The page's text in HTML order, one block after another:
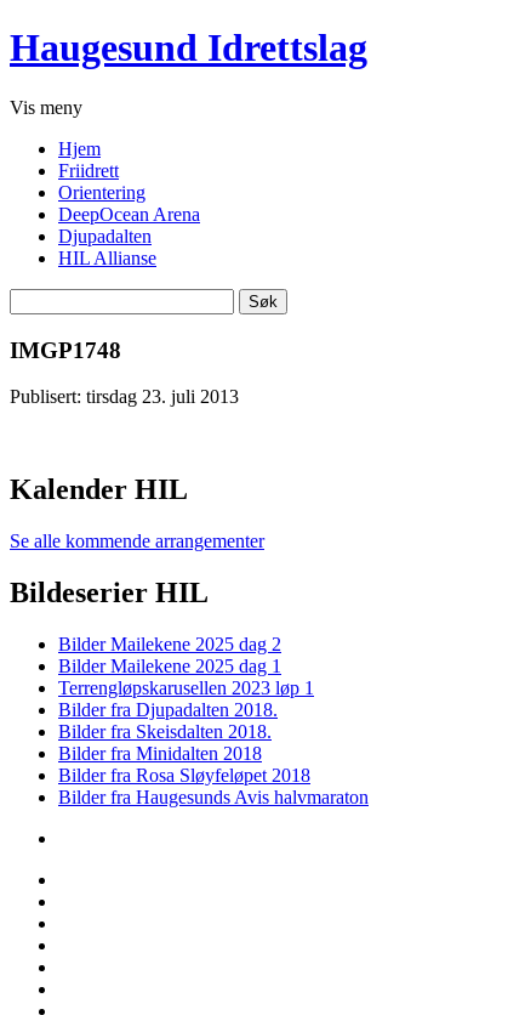
Haugesund Idrettslag
Vis meny
Hjem
Friidrett
Orientering
DeepOcean Arena
Djupadalten
HIL Allianse
etter:
IMGP1748
Publisert: tirsdag 23. juli 2013
Kalender HIL
Se alle kommende arrangementer
Bildeserier HIL
Bilder Mailekene 2025 dag 2
Bilder Mailekene 2025 dag 1
Terrengløpskarusellen 2023 løp 1
Bilder fra Djupadalten 2018.
Bilder fra Skeisdalten 2018.
Bilder fra Minidalten 2018
Bilder fra Rosa Sløyfeløpet 2018
Bilder fra Haugesunds Avis halvmaraton